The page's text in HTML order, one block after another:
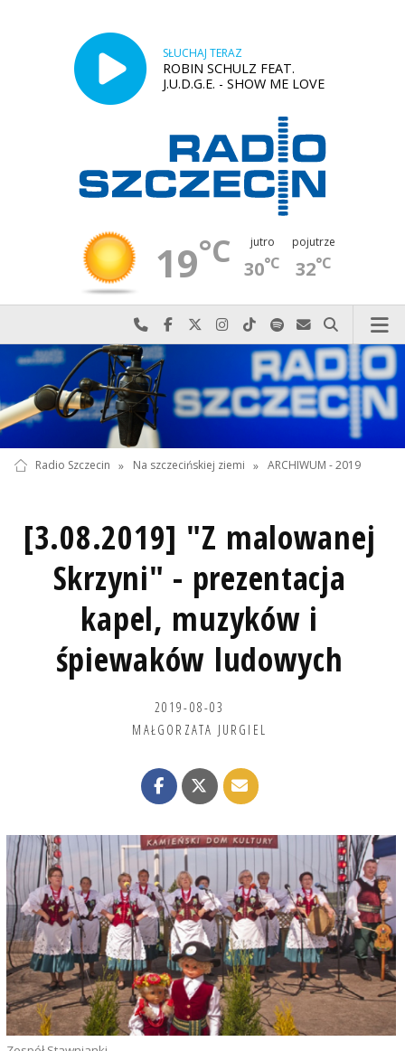
SŁUCHAJ TERAZ
ROBIN SCHULZ FEAT.
J.U.D.G.E. - SHOW ME LOVE
19°C jutro
30°C
pojutrze
32°C
Najlepiej po prostu do nas zadzwoń
Odwiedź nas na Facebook-u
Odwiedź nas na X
Odwiedź nas na Instagram-ie
Odwiedź nas na TikTok-u
Szukaj nas na Spotify
Wyślij do nas
Szukaj
Radio Szczecin » Na szczecińskiej ziemi » ARCHIWUM - 2019
[3.08.2019] "Z malowanej
Skrzyni" - prezentacja
kapel, muzyków i
śpiewaków ludowych
2019-08-03
MAŁGORZATA JURGIEL